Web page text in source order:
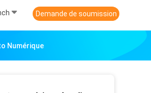
Demande de soumission
Numérique